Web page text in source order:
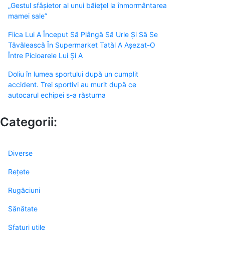
„Gestul sfâșietor al unui băiețel la înmormântarea
mamei sale”
Fiica Lui A Început Să Plângă Să Urle Și Să Se
Tăvălească În Supermarket Tatăl A Așezat-O
Între Picioarele Lui Și A
Doliu în lumea sportului după un cumplit
accident. Trei sportivi au murit după ce
autocarul echipei s-a răsturna
Categorii:
Diverse
Rețete
Rugăciuni
Sănătate
Sfaturi utile